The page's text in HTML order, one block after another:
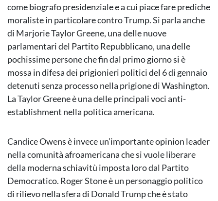
come biografo presidenziale e a cui piace fare prediche
moraliste in particolare contro Trump. Si parla anche
di Marjorie Taylor Greene, una delle nuove
parlamentari del Partito Repubblicano, una delle
pochissime persone che fin dal primo giorno si è
mossa in difesa dei prigionieri politici del 6 di gennaio
detenuti senza processo nella prigione di Washington.
La Taylor Greene è una delle principali voci anti-
establishment nella politica americana.
Candice Owens è invece un’importante opinion leader
nella comunità afroamericana che si vuole liberare
della moderna schiavitù imposta loro dal Partito
Democratico. Roger Stone è un personaggio politico
di rilievo nella sfera di Donald Trump che è stato